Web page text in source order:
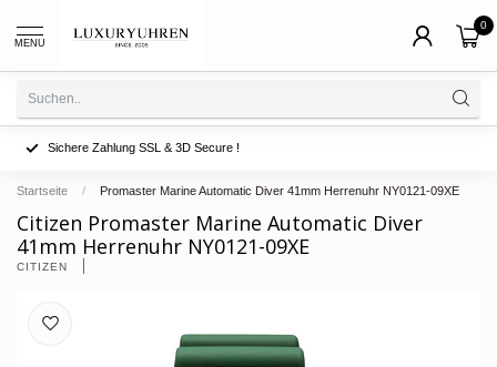
MENU
0
Sichere Zahlung SSL & 3D Secure !
Startseite / Promaster Marine Automatic Diver 41mm Herrenuhr NY0121-09XE
Citizen Promaster Marine Automatic Diver
41mm Herrenuhr NY0121-09XE
CITIZEN